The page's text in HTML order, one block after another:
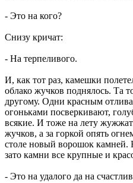
- Это на кого?
Снизу кричат:
- На терпеливого.
И, как тот раз, камешки
облако жучков поднялось. Та
другому. Одни красным
огоньками посверкивают,
всякие. И тоже на лету
жучков, а за горкой опять
столе новый ворошок камней.
зато камни все крупные и
- Это на удалого да на